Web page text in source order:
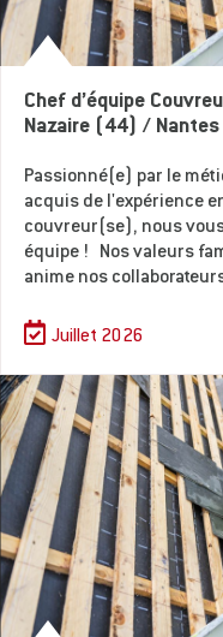
Chef d’équipe
Nazaire (44) /
Passionné(e) par le
acquis de l'expérience
couvreur(se), nous
équipe ! Nos valeurs
anime nos
Juillet 2026